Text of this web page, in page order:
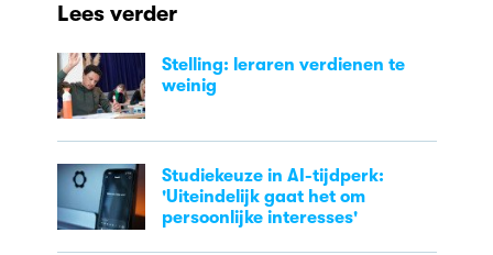
Lees verder
Stelling: leraren verdienen te
weinig
Studiekeuze in AI-tijdperk:
'Uiteindelijk gaat het om
persoonlijke interesses'